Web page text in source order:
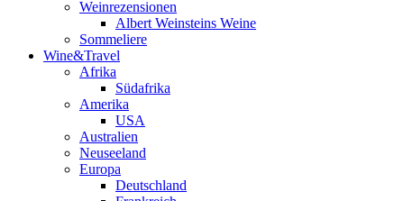
Weinrezensionen
Albert Weinsteins Weine
Sommeliere
Wine&Travel
Afrika
Südafrika
Amerika
USA
Australien
Neuseeland
Europa
Deutschland